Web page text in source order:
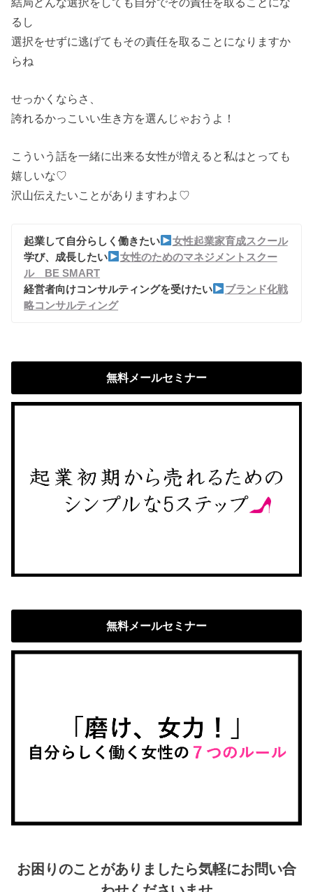
るし
選択をせずに逃げてもその責任を取ることになりますか
らね
せっかくならさ、
誇れるかっこいい生き方を選んじゃおうよ！
こういう話を一緒に出来る女性が増えると私はとっても
嬉しいな♡
沢山伝えたいことがありますわよ♡
起業して自分らしく働きたい
女性起業家育成スクール
学び、成長したい
女性のためのマネジメントスクー
ル BE SMART
経営者向けコンサルティングを受けたい
ブランド化戦
略コンサルティング
無料メールセミナー
無料メールセミナー
お困りのことがありましたら気軽にお問い合